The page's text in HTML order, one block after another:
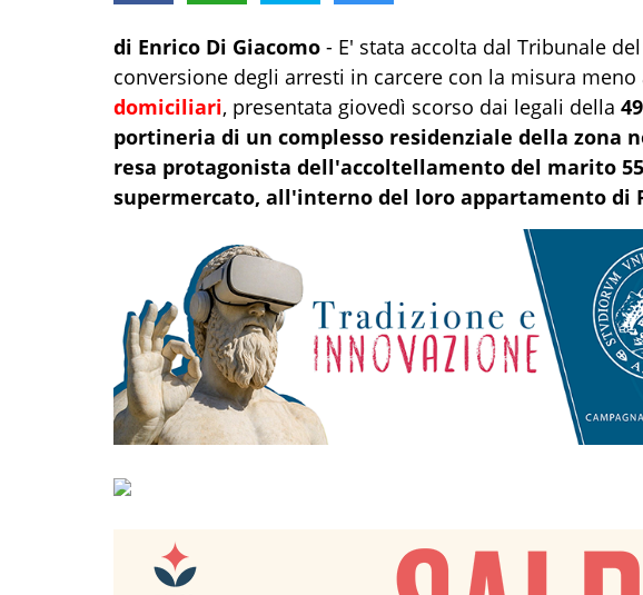
di Enrico Di Giacomo - E' stata accolta dal Tribunale
conversione degli arresti in carcere con la misura
domiciliari, presentata giovedì scorso dai legali della
portineria di un complesso residenziale della zona
resa protagonista dell'accoltellamento del marito
supermercato, all'interno del loro appartamento di